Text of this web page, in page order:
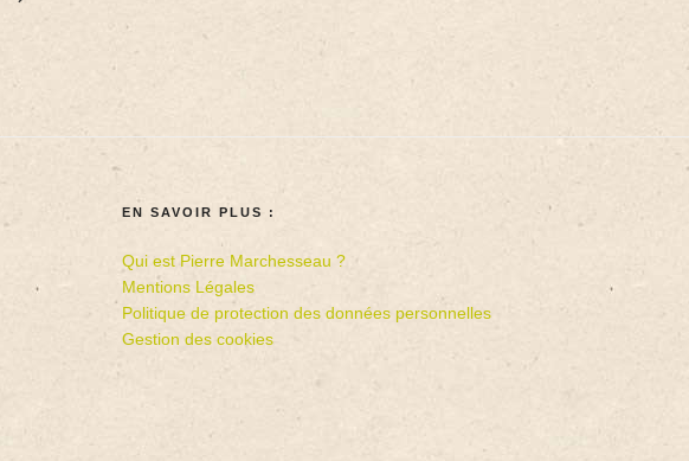
EN SAVOIR PLUS :
Qui est Pierre Marchesseau ?
Mentions Légales
Politique de protection des données personnelles
Gestion des cookies